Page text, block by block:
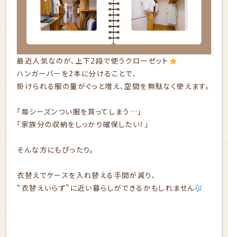
最近人気なのが、上下2段で使うクローゼット
ハンガーバーを2本に分けることで、
掛けられる服の量がぐっと増え、空間を無駄なく使えます。
「毎シーズンつい服を買ってしまう…」
「家族分の収納をしっかり確保したい！」
そんな方にもぴったり。
衣替えでケースを入れ替える手間が減り、
“衣替えいらず”に近い暮らしができるかもしれません